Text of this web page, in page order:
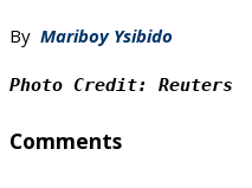
By Mariboy Ysibido
Photo Credit: Reuters
Comments